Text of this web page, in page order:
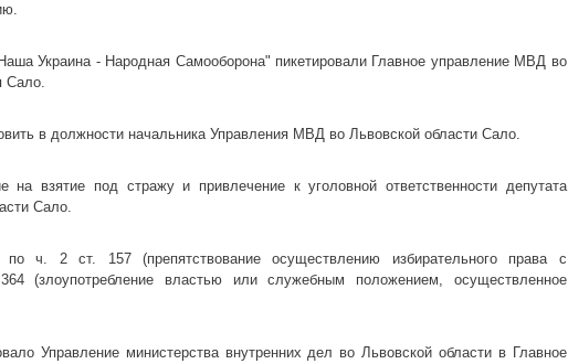
Украина - Народная Самооборона" пикетировали Главное управление МВД во
Сало.
в должности начальника Управления МВД во Львовской области Сало.
взятие под стражу и привлечение к уголовной ответственности депутата
Сало.
ч. 2 ст. 157 (препятствование осуществлению избирательного права с
(злоупотребление властью или служебным положением, осуществленное
Управление министерства внутренних дел во Львовской области в Главное